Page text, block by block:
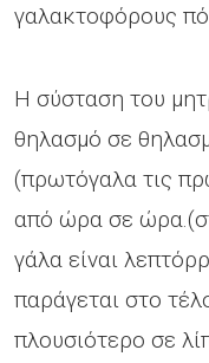
γαλακτοφόρους
Η σύσταση του
θηλασμό σε
(πρωτόγαλα τις
από ώρα σε
γάλα είναι
παράγεται στο
πλουσιότερο σε